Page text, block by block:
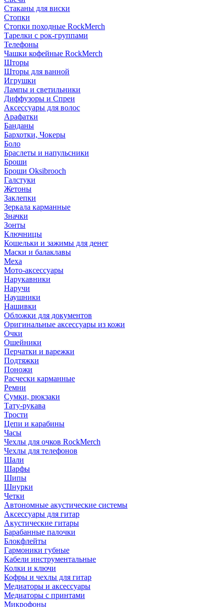
Стаканы для виски
Стопки
Стопки походные RockMerch
Тарелки с рок-группами
Телефоны
Чашки кофейные RockMerch
Шторы
Шторы для ванной
Игрушки
Лампы и светильники
Диффузоры и Спреи
Аксессуары для волос
Арафатки
Банданы
Бархотки, Чокеры
Боло
Браслеты и напульсники
Броши
Броши Oksibrooch
Галстуки
Жетоны
Заклепки
Зеркала карманные
Значки
Зонты
Ключницы
Кошельки и зажимы для денег
Маски и балаклавы
Меха
Мото-аксессуары
Нарукавники
Наручи
Наушники
Нашивки
Обложки для документов
Оригинальные аксессуары из кожи
Очки
Ошейники
Перчатки и варежки
Подтяжки
Поножи
Расчески карманные
Ремни
Сумки, рюкзаки
Тату-рукава
Трости
Цепи и карабины
Часы
Чехлы для очков RockMerch
Чехлы для телефонов
Шали
Шарфы
Шипы
Шнурки
Четки
Автономные акустические системы
Аксессуары для гитар
Акустические гитары
Барабанные палочки
Блокфлейты
Гармоники губные
Кабели инструментальные
Колки и ключи
Кофры и чехлы для гитар
Медиаторы и аксессуары
Медиаторы с принтами
Микрофоны